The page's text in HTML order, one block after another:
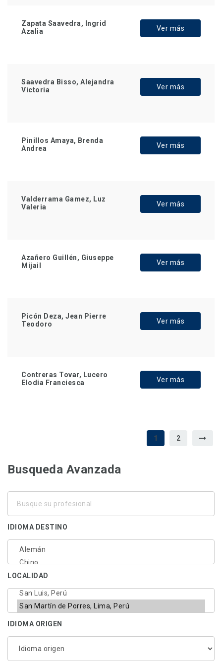
Zapata Saavedra, Ingrid
Azalia
Ver más
Saavedra Bisso, Alejandra
Victoria
Ver más
Pinillos Amaya, Brenda
Andrea
Ver más
Valderrama Gamez, Luz
Valeria
Ver más
Azañero Guillén, Giuseppe
Mijail
Ver más
Picón Deza, Jean Pierre
Teodoro
Ver más
Contreras Tovar, Lucero
Elodia Franciesca
Ver más
1 2
Busqueda Avanzada
profesional
IDIOMA DESTINO
LOCALIDAD
IDIOMA ORIGEN